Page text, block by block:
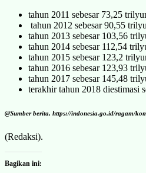
tahun 2011 sebesar 73,25
tahun 2012 sebesar 90,55
tahun 2013 sebesar 103,56
tahun 2014 sebesar 112,54
tahun 2015 sebesar 123,2
tahun 2016 sebesar 123,93
tahun 2017 sebesar 145,48
terakhir tahun 2018 diestimasi
@Sumber berita, https://indonesia.go.id/ragam/
(Redaksi).
Bagikan ini: